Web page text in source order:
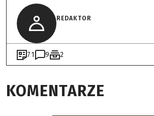
REDAKTOR
71 9 2
KOMENTARZE